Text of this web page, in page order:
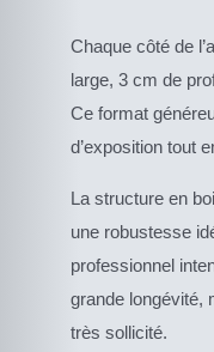
Chaque côté de
large, 3 cm de
Ce format
d’exposition tout
La structure en
une robustesse
professionnel
grande longévité,
très sollicité.